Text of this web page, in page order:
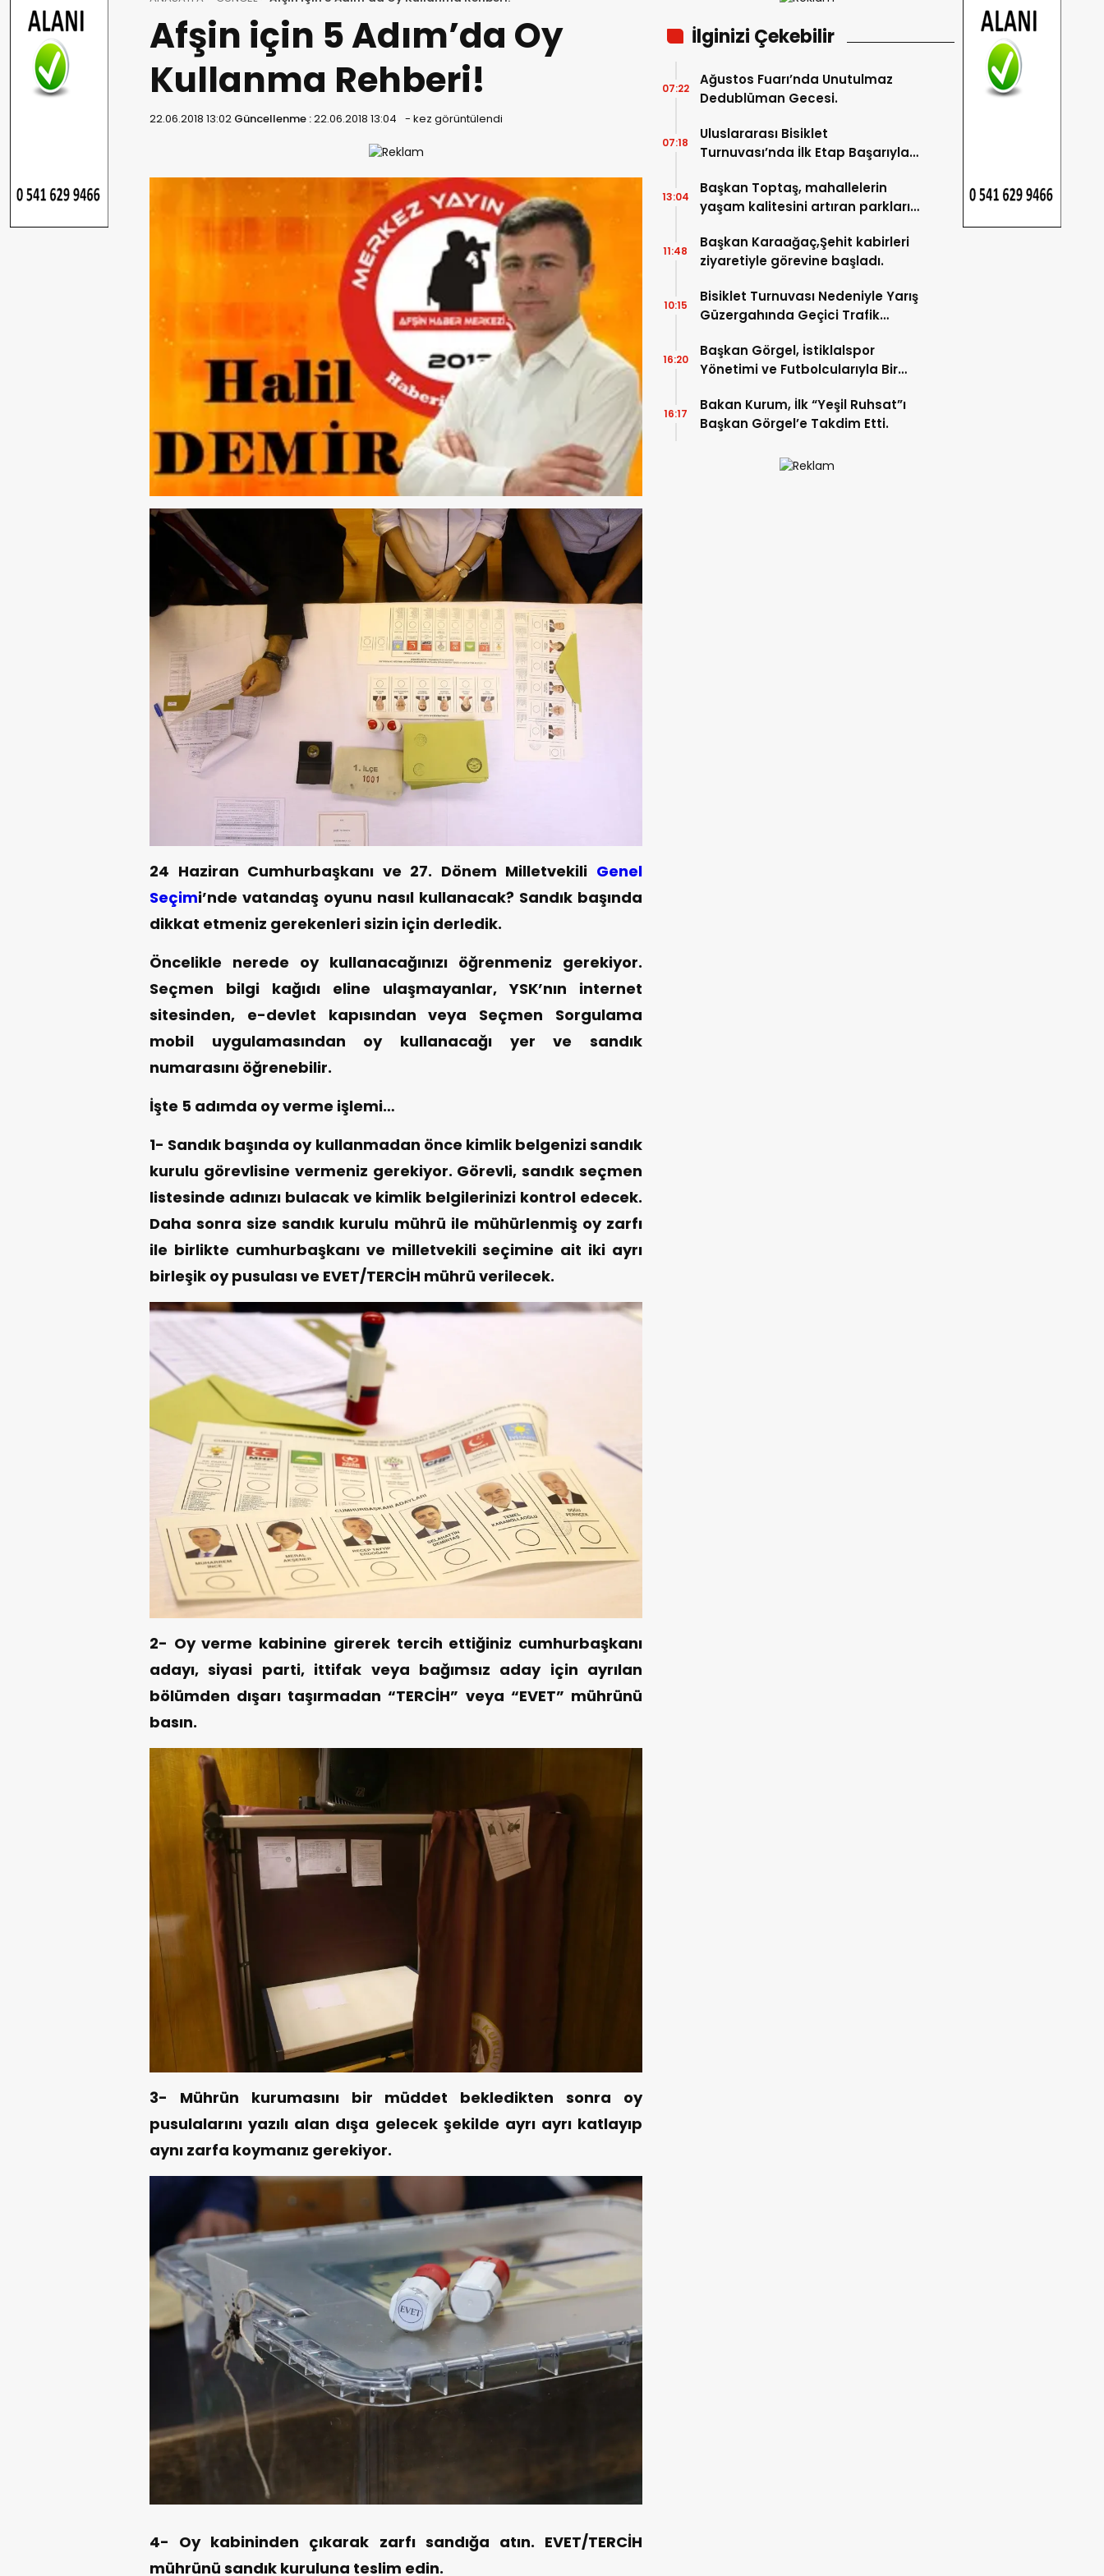
Afşin için 5 Adım’da Oy
Kullanma Rehberi!
22.06.2018 13:02 Güncellenme :22.06.2018 13:04 - kez görüntülendi
24 Haziran Cumhurbaşkanı ve 27. Dönem Milletvekili Genel
Seçimi’nde vatandaş oyunu nasıl kullanacak? Sandık başında
dikkat etmeniz gerekenleri sizin için derledik.
Öncelikle nerede oy kullanacağınızı öğrenmeniz gerekiyor.
Seçmen bilgi kağıdı eline ulaşmayanlar, YSK’nın internet
sitesinden, e-devlet kapısından veya Seçmen Sorgulama
mobil uygulamasından oy kullanacağı yer ve sandık
numarasını öğrenebilir.
İşte 5 adımda oy verme işlemi…
1- Sandık başında oy kullanmadan önce kimlik belgenizi sandık
kurulu görevlisine vermeniz gerekiyor. Görevli, sandık seçmen
listesinde adınızı bulacak ve kimlik belgilerinizi kontrol edecek.
Daha sonra size sandık kurulu mührü ile mühürlenmiş oy zarfı
ile birlikte cumhurbaşkanı ve milletvekili seçimine ait iki ayrı
birleşik oy pusulası ve EVET/TERCİH mührü verilecek.
2- Oy verme kabinine girerek tercih ettiğiniz cumhurbaşkanı
adayı, siyasi parti, ittifak veya bağımsız aday için ayrılan
bölümden dışarı taşırmadan “TERCİH” veya “EVET” mührünü
basın.
3- Mührün kurumasını bir müddet bekledikten sonra oy
pusulalarını yazılı alan dışa gelecek şekilde ayrı ayrı katlayıp
aynı zarfa koymanız gerekiyor.
4- Oy kabininden çıkarak zarfı sandığa atın. EVET/TERCİH
mührünü sandık kuruluna teslim edin.
İlginizi Çekebilir
Ağustos Fuarı’nda Unutulmaz
Dedublüman Gecesi.
07:22
Uluslararası Bisiklet
Turnuvası’nda İlk Etap Başarıyla
07:18
Başkan Toptaş, mahallelerin
yaşam kalitesini artıran parkları
13:04
Başkan Karaağaç,Şehit kabirleri
ziyaretiyle görevine başladı.
11:48
Bisiklet Turnuvası Nedeniyle Yarış
Güzergahında Geçici Trafik
10:15
Başkan Görgel, İstiklalspor
Yönetimi ve Futbolcularıyla Bir
16:20
Bakan Kurum, İlk “Yeşil Ruhsat”ı
Başkan Görgel’e Takdim Etti.
16:17